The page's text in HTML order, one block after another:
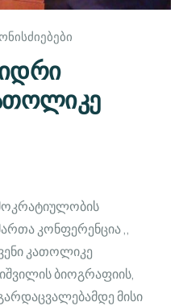
კონფერენცია ,,
კათოლიკე
ბიოგრაფიის,
მისი